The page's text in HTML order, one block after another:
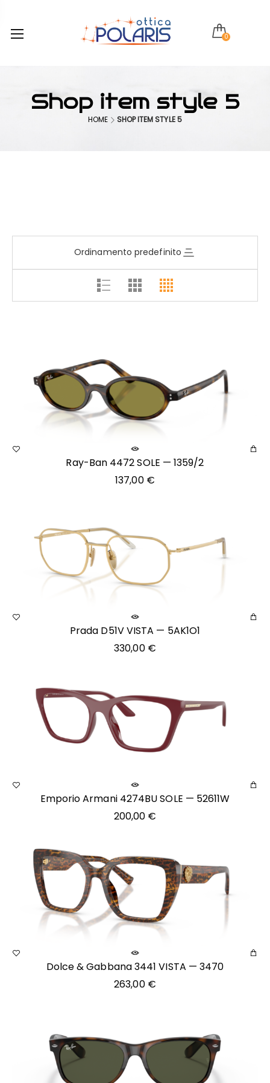
0
Shop item style 5
HOME SHOP ITEM STYLE 5
Ordinamento predefinito
Ray-Ban 4472 SOLE — 1359/2
137,00 €
Prada D51V VISTA — 5AK1O1
330,00 €
Emporio Armani 4274BU SOLE — 52611W
200,00 €
Dolce & Gabbana 3441 VISTA — 3470
263,00 €